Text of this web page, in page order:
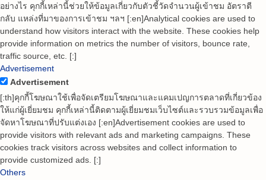
อย่างไร คุกกี้เหล่านี้ช่วยให้ข้อมูลเกี่ยวกับตัวชี้วัดจำนวนผู้เข้าชม อัตราตี
กลับ แหล่งที่มาของการเข้าชม ฯลฯ [:en]Analytical cookies are used to
understand how visitors interact with the website. These cookies help
provide information on metrics the number of visitors, bounce rate,
traffic source, etc. [:]
Advertisement
Advertisement
[:th]คุกกี้โฆษณาใช้เพื่อจัดเตรียมโฆษณาและแคมเปญการตลาดที่เกี่ยวข้อง
ให้แก่ผู้เยี่ยมชม คุกกี้เหล่านี้ติดตามผู้เยี่ยมชมเว็บไซต์และรวบรวมข้อมูลเพื่อ
จัดหาโฆษณาที่ปรับแต่งเอง [:en]Advertisement cookies are used to
provide visitors with relevant ads and marketing campaigns. These
cookies track visitors across websites and collect information to
provide customized ads. [:]
Others